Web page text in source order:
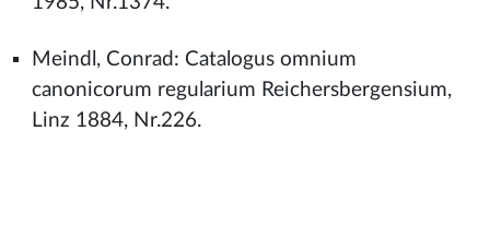
Meindl, Conrad: Catalogus omnium
canonicorum regularium Reichersbergensium,
Linz 1884, Nr.226.